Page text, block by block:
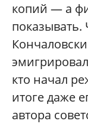
копий — а
кто начал
итоге даже
автора